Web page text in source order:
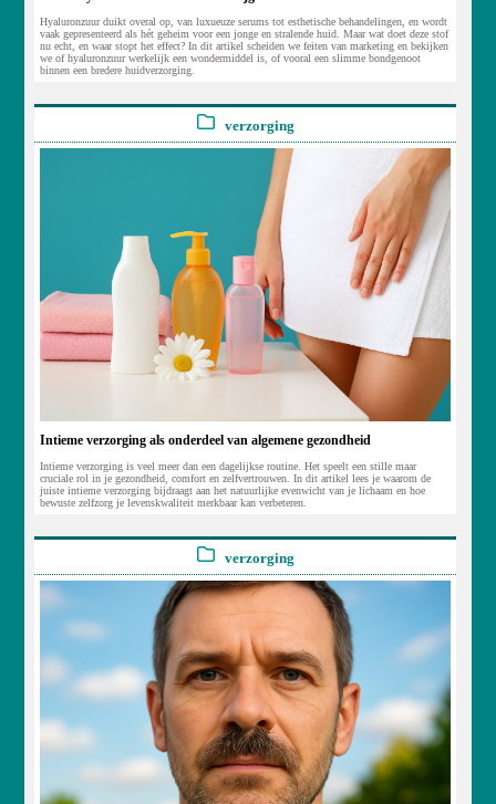
Hyaluronzuur duikt overal op, van luxueuze serums tot esthetische behandelingen, en wordt
vaak gepresenteerd als hét geheim voor een jonge en stralende huid. Maar wat doet deze stof
nu echt, en waar stopt het effect? In dit artikel scheiden we feiten van marketing en bekijken
we of hyaluronzuur werkelijk een wondermiddel is, of vooral een slimme bondgenoot
binnen een bredere huidverzorging.
verzorging
Intieme verzorging als onderdeel van algemene gezondheid
Intieme verzorging is veel meer dan een dagelijkse routine. Het speelt een stille maar
cruciale rol in je gezondheid, comfort en zelfvertrouwen. In dit artikel lees je waarom de
juiste intieme verzorging bijdraagt aan het natuurlijke evenwicht van je lichaam en hoe
bewuste zelfzorg je levenskwaliteit merkbaar kan verbeteren.
verzorging